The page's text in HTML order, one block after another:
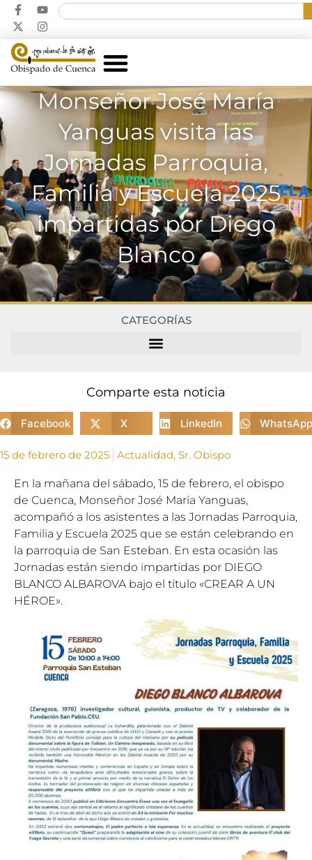
Monseñor José María
Yanguas visita las
Jornadas Parroquia,
Familia y Escuela 2025
impartidas por Diego
Blanco
CATEGORÍAS
Comparte esta noticia
Facebook X LinkedIn WhatsApp
15 de febrero de 2025 Actualidad, Sr. Obispo
En la mañana del sábado, 15 de febrero, el obispo
de Cuenca, Monseñor José María Yanguas,
acompañó a los asistentes a las Jornadas Parroquia,
Familia y Escuela 2025 que se están celebrando en
la parroquia de San Esteban. En esta ocasión las
Jornadas están siendo impartidas por DIEGO
BLANCO ALBAROVA bajo el título «CREAR A UN
HÉROE».